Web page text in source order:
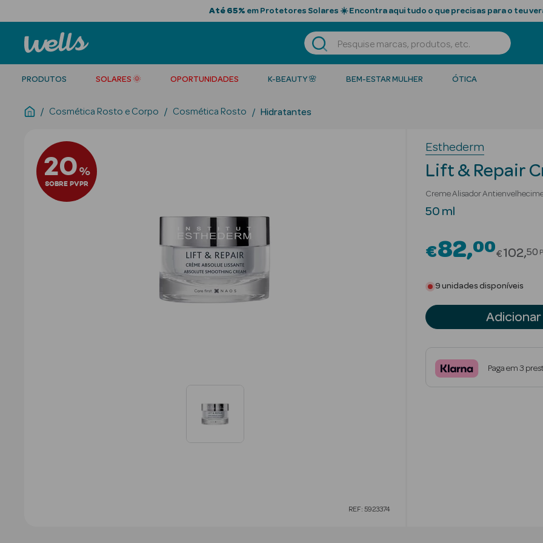
Até 65% em Protetores Solares ☀️ Encontra aqui tudo o que precisas para o teu
PRODUTOS SOLARES 🌞 OPORTUNIDADES K-BEAUTY 🌸 BEM-ESTAR MULHER ÓTICA
Cosmética Rosto e Corpo Cosmética Rosto Hidratantes
20%
SOBRE PVPR
REF: 5923374
Esthederm
Lift & Repair
Creme Alisador
50 ml
€82 00Price
€102 50
9 unidades disponíveis
Adicionar
Paga em 3